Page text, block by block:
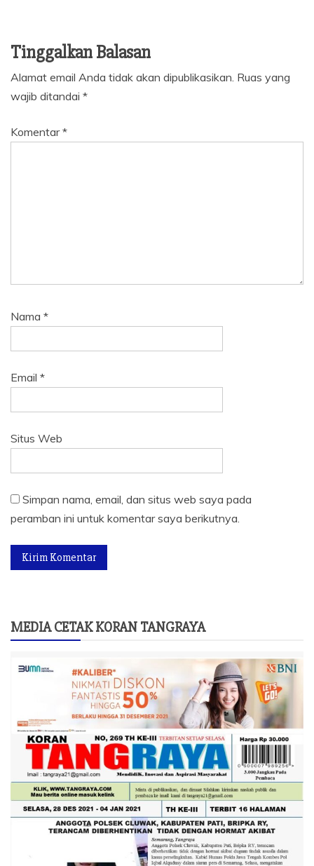
Tinggalkan Balasan
Alamat email Anda tidak akan dipublikasikan. Ruas yang
wajib ditandai *
Komentar*
Nama *
Email *
Situs Web
Simpan nama, email, dan situs web saya pada
peramban ini untuk komentar saya berikutnya.
MEDIA CETAK KORAN TANGRAYA